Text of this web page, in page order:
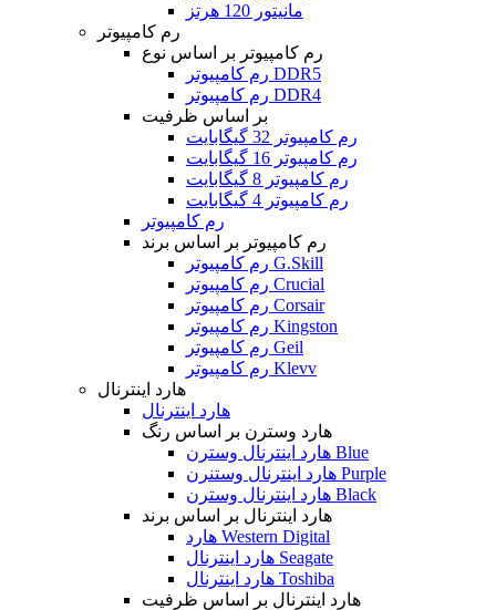
مانیتور 120 هرتز
رم کامپیوتر
رم کامپیوتر بر اساس نوع
رم کامپیوتر DDR5
رم کامپیوتر DDR4
بر اساس ظرفیت
رم کامپیوتر 32 گیگابایت
رم کامپیوتر 16 گیگابایت
رم کامپیوتر 8 گیگابایت
رم کامپیوتر 4 گیگابایت
رم کامپیوتر
رم کامپیوتر بر اساس برند
رم کامپیوتر G.Skill
رم کامپیوتر Crucial
رم کامپیوتر Corsair
رم کامپیوتر Kingston
رم کامپیوتر Geil
رم کامپیوتر Klevv
هارد اینترنال
هارد اینترنال
هارد وسترن بر اساس رنگ
هارد اینترنال وسترن Blue
هارد اینترنال وستنرن Purple
هارد اینترنال وسترن Black
هارد اینترنال بر اساس برند
هارد Western Digital
هارد اینترنال Seagate
هارد اینترنال Toshiba
هارد اینترنال بر اساس ظرفیت